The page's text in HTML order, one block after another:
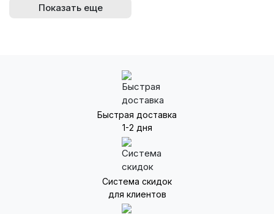
Особенности и преимущества:
Высокая теплоотдача
Усиленная конструкция
Соответствует ГОСТ 31311-2005
Подходит для работы с антифризом
В комплектацию входит: термостатический
клапан, верхний распределитель потока,
разделительная перегородка в нижнем
коллекторе, воздуховыпускной клапан (кран
Маевского), переходники, заглушки, редукционные
Показать еще
Быстрая доставка
1-2 дня
Система скидок
для клиентов